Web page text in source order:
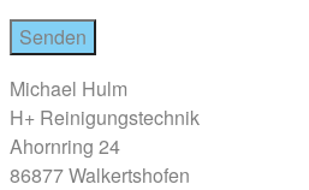
Michael Hulm
H+ Reinigungstechnik
Ahornring 24
86877 Walkertshofen